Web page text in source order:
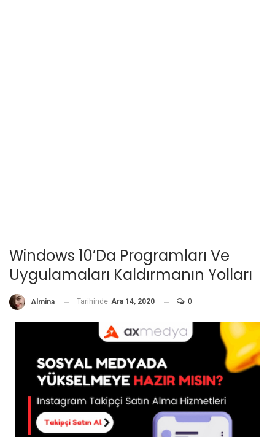
Windows 10’da Programları Ve
Uygulamaları Kaldırmanın Yolları
Almina Tarihinde Ara 14, 2020 0